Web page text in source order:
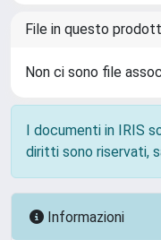
File in questo
Non ci sono file
I documenti in IRIS
diritti sono riservati,
Informazioni